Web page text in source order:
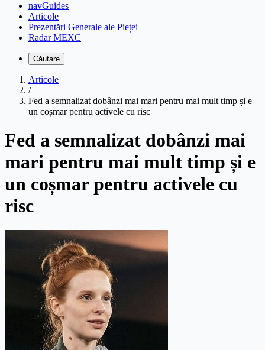
navGuides
Articole
Prezentări Generale ale Pieței
Radar MEXC
Căutare
Articole
/
Fed a semnalizat dobânzi mai mari pentru mai mult timp și e
un coșmar pentru activele cu risc
Fed a semnalizat dobânzi mai
mari pentru mai mult timp și e
un coșmar pentru activele cu
risc